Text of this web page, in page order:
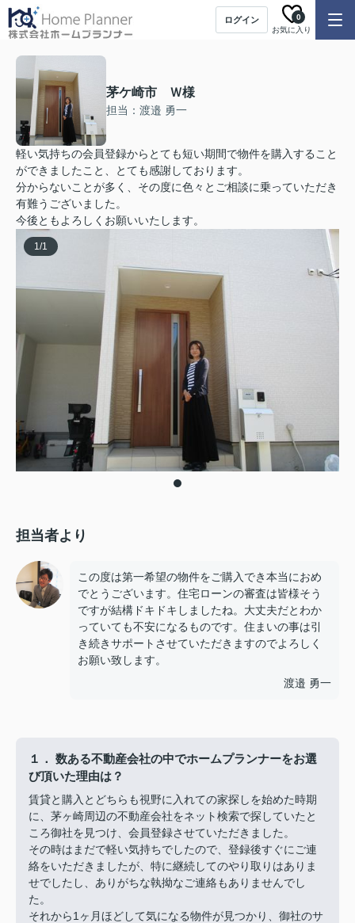
ログイン
お気に入り
0
茅ケ崎市 Ｗ様
担当：渡邉 勇一
軽い気持ちの会員登録からとても短い期間で物件を購入すること
ができましたこと、とても感謝しております。
分からないことが多く、その度に色々とご相談に乗っていただき
有難うございました。
今後ともよろしくお願いいたします。
1/1
担当者より
この度は第一希望の物件をご購入でき本当におめ
でとうございます。住宅ローンの審査は皆様そう
ですが結構ドキドキしましたね。大丈夫だとわか
っていても不安になるものです。住まいの事は引
き続きサポートさせていただきますのでよろしく
お願い致します。
渡邉 勇一
１． 数ある不動産会社の中でホームプランナーをお選
び頂いた理由は？
賃貸と購入とどちらも視野に入れての家探しを始めた時期
に、茅ヶ崎周辺の不動産会社をネット検索で探していたと
ころ御社を見つけ、会員登録させていただきました。
その時はまだで軽い気持ちでしたので、登録後すぐにご連
絡をいただきましたが、特に継続してのやり取りはありま
せでしたし、ありがちな執拗なご連絡もありませんでし
た。
それから1ヶ月ほどして気になる物件が見つかり、御社のサ